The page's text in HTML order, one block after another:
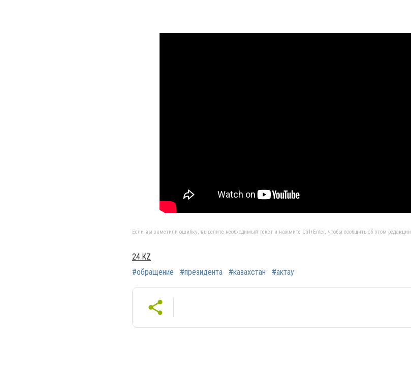
Если вы заметили ошибку, выделите необходимый текст и нажмите Ctrl+Enter, чтобы сообщить об этом редакции
24.KZ
#обращение
#президента #казахстан #актау